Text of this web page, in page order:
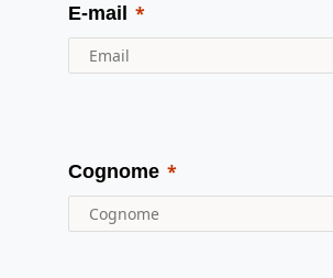
E-mail
Cognome